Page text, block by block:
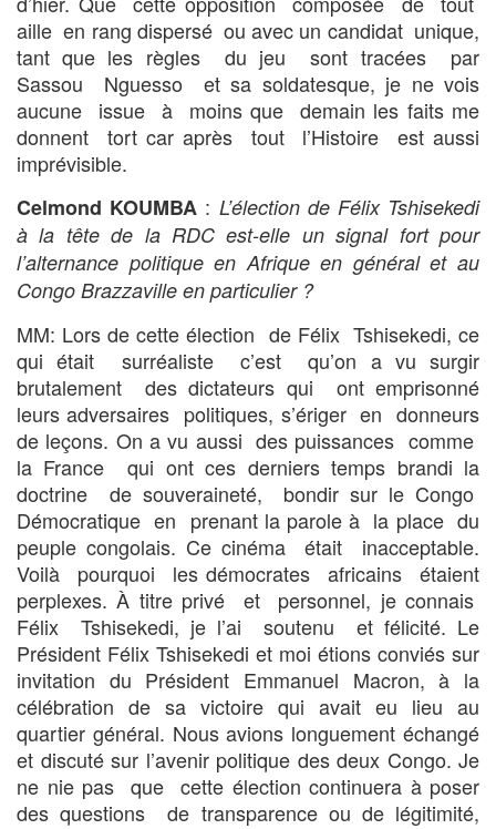
aille en rang dispersé ou avec un candidat unique,
tant que les règles du jeu sont tracées par
Sassou Nguesso et sa soldatesque, je ne vois
aucune issue à moins que demain les faits me
donnent tort car après tout l’Histoire est aussi
imprévisible.
Celmond KOUMBA : L’élection de Félix Tshisekedi
à la tête de la RDC est-elle un signal fort pour
l’alternance politique en Afrique en général et au
Congo Brazzaville en particulier ?
MM: Lors de cette élection de Félix Tshisekedi, ce
qui était surréaliste c’est qu’on a vu surgir
brutalement des dictateurs qui ont emprisonné
leurs adversaires politiques, s’ériger en donneurs
de leçons. On a vu aussi des puissances comme
la France qui ont ces derniers temps brandi la
doctrine de souveraineté, bondir sur le Congo
Démocratique en prenant la parole à la place du
peuple congolais. Ce cinéma était inacceptable.
Voilà pourquoi les démocrates africains étaient
perplexes. À titre privé et personnel, je connais
Félix Tshisekedi, je l’ai soutenu et félicité. Le
Président Félix Tshisekedi et moi étions conviés sur
invitation du Président Emmanuel Macron, à la
célébration de sa victoire qui avait eu lieu au
quartier général. Nous avions longuement échangé
et discuté sur l’avenir politique des deux Congo. Je
ne nie pas que cette élection continuera à poser
des questions de transparence ou de légitimité,